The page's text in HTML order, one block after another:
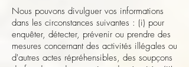
Nous pouvons divulguer vos informations
dans les circonstances suivantes : (i) pour
enquêter, détecter, prévenir ou prendre des
mesures concernant des activités illégales ou
d'autres actes répréhensibles, des soupçons